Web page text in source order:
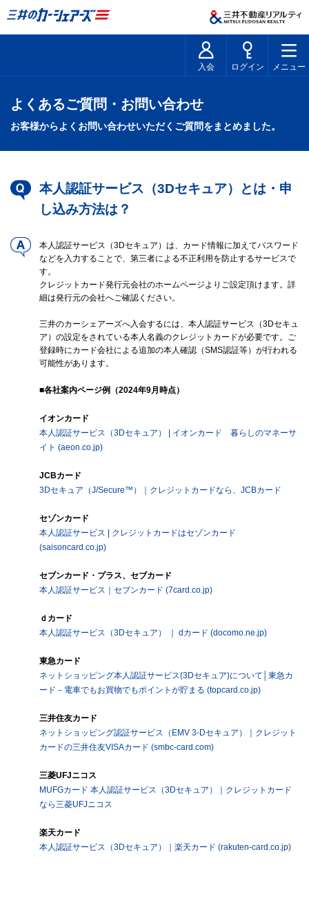
入会 ログイン メニュー
よくあるご質問・お問い合わせ
お客様からよくお問い合わせいただくご質問をまとめました。
本人認証サービス（3Dセキュア）とは・申
し込み方法は？
本人認証サービス（3Dセキュア）は、カード情報に加えてパスワード
などを入力することで、第三者による不正利用を防止するサービスで
す。
クレジットカード発行元会社のホームページよりご設定頂けます。詳
細は発行元の会社へご確認ください。
三井のカーシェアーズへ入会するには、本人認証サービス（3Dセキュ
ア）の設定をされている本人名義のクレジットカードが必要です。ご
登録時にカード会社による追加の本人確認（SMS認証等）が行われる
可能性があります。
■各社案内ページ例（2024年9月時点）
イオンカード
本人認証サービス（3Dセキュア） | イオンカード 暮らしのマネーサ
イト (aeon.co.jp)
JCBカード
3Dセキュア（J/Secure™）｜クレジットカードなら、JCBカード
セゾンカード
本人認証サービス | クレジットカードはセゾンカード
(saisoncard.co.jp)
セブンカード・プラス、セブカード
本人認証サービス｜セブンカード (7card.co.jp)
ｄカード
本人認証サービス（3Dセキュア） ｜ dカード (docomo.ne.jp)
東急カード
ネットショッピング本人認証サービス(3Dセキュア)について│東急カ
ード－電車でもお買物でもポイントが貯まる (topcard.co.jp)
三井住友カード
ネットショッピング認証サービス（EMV 3-Dセキュア）｜クレジット
カードの三井住友VISAカード (smbc-card.com)
三菱UFJニコス
MUFGカード 本人認証サービス（3Dセキュア）｜クレジットカード
なら三菱UFJニコス
楽天カード
本人認証サービス（3Dセキュア）｜楽天カード (rakuten-card.co.jp)